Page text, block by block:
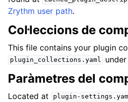
Zrythm user path.
Col·leccions de
This file contains your plugin
plugin_collections.yaml
Paràmetres del
Located at plugin-